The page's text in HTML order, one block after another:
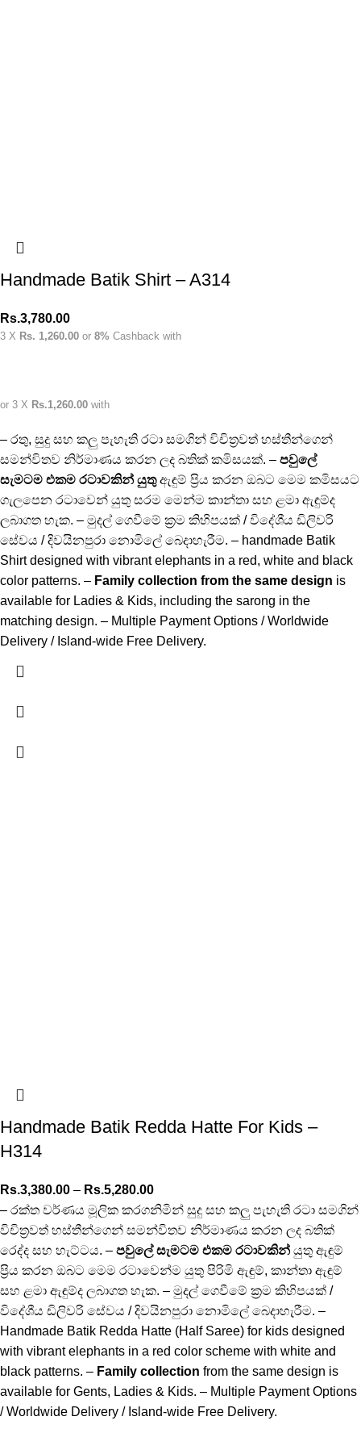
Handmade Batik Shirt – A314
Rs.3,780.00
3 X Rs. 1,260.00 or 8% Cashback with
or 3 X Rs.1,260.00 with
– රතු, සුදු සහ කලු පැහැති රටා සමගින් විචිත්‍රවත් හස්තීන්ගෙන්
සමන්විතව නිර්මාණය කරන ලද බතික් කමිසයක්. – පවුලේ
සැමටම එකම රටාවකින් යුතුඇඳුම් ප්‍රිය කරන ඔබට මෙම කමිසයට
ගැලපෙන රටාවෙන් යුතු සරම මෙන්ම කාන්තා සහ ළමා ඇඳුම්ද
ලබාගත හැක. – මුදල් ගෙවීමේ ක්‍රම කිහිපයක් / විදේශීය ඩිලිවරි
සේවය / දිවයිනපුරා නොමිලේ බෙදාහැරීම. – handmade Batik
Shirt designed with vibrant elephants in a red, white and black
color patterns. – Family collection from the same design is
available for Ladies & Kids, including the sarong in the
matching design. – Multiple Payment Options / Worldwide
Delivery / Island-wide Free Delivery.
Handmade Batik Redda Hatte For Kids –
H314
Rs.3,380.00 – Rs.5,280.00
– රක්ත වර්ණය මූලික කරගනිමින් සුදු සහ කලු පැහැති රටා සමගින්
විචිත්‍රවත් හස්තීන්ගෙන් සමන්විතව නිර්මාණය කරන ලද බතික්
රෙද්ද සහ හැට්ටය. – පවුලේ සැමටම එකම රටාවකින් යුතු ඇඳුම්
ප්‍රිය කරන ඔබට මෙම රටාවෙන්ම යුතු පිරිමි ඇඳුම්, කාන්තා ඇඳුම්
සහ ළමා ඇඳුම්ද ලබාගත හැක. – මුදල් ගෙවීමේ ක්‍රම කිහිපයක් /
විදේශීය ඩිලිවරි සේවය / දිවයිනපුරා නොමිලේ බෙදාහැරීම. –
Handmade Batik Redda Hatte (Half Saree) for kids designed
with vibrant elephants in a red color scheme with white and
black patterns. – Family collection from the same design is
available for Gents, Ladies & Kids. – Multiple Payment Options
/ Worldwide Delivery / Island-wide Free Delivery.